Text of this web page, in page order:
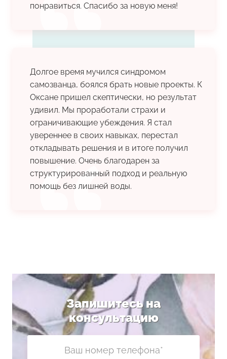
понравиться. Спасибо за новую меня!
Долгое время мучился синдромом
самозванца, боялся брать новые проекты. К
Оксане пришел скептически, но результат
удивил. Мы проработали страхи и
ограничивающие убеждения. Я стал
увереннее в своих навыках, перестал
откладывать решения и в итоге получил
повышение. Очень благодарен за
структурированный подход и реальную
помощь без лишней воды.
Запишитесь на
консультацию